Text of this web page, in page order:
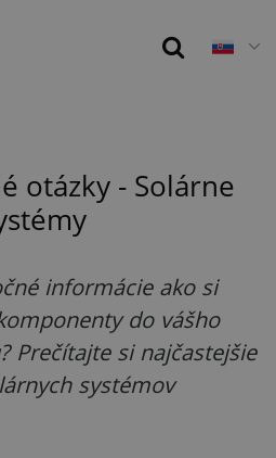
otázky - Solárne
informácie ako si
do vášho
Prečítajte si najčastejšie
systémov